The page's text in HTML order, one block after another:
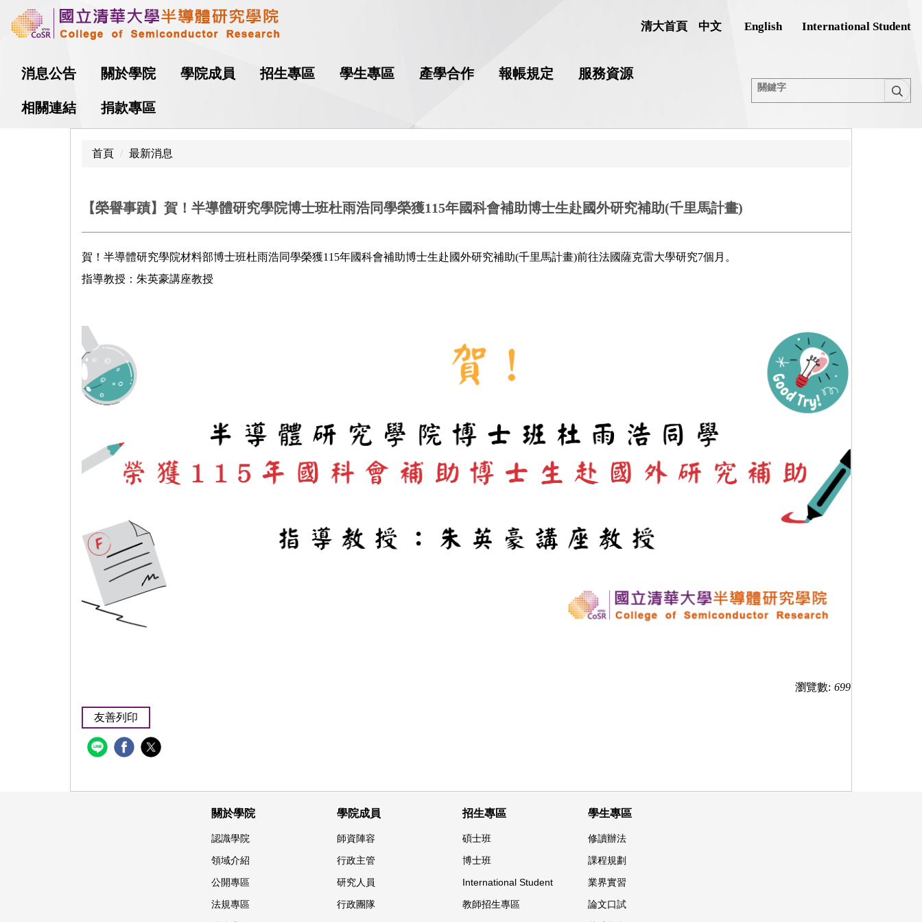
跳
到
清大首頁 中文 English International Student
消息公告 關於學院 學院成員 招生專區 學生專區 產學合作 報帳規定 服務資源
相關連結 捐款專區
首頁 最新消息
【榮譽事蹟】賀！半導體研究學院博士班杜雨浩同學榮獲115年國科會補助博士生赴國外研究補助(千里馬計畫)
賀！半導體研究學院材料部博士班杜雨浩同學榮獲115年國科會補助博士生赴國外研究補助(千里馬計畫)前往法國薩克雷大學研究7個月。
指導教授：朱英豪講座教授
瀏覽數: 699
友善列印
關於學院
認識學院
領域介紹
公開專區
法規專區
學院成員
師資陣容
行政主管
研究人員
行政團隊
招生專區
碩士班
博士班
International Student
教師招生專區
學生專區
修讀辦法
課程規劃
業界實習
論文口試